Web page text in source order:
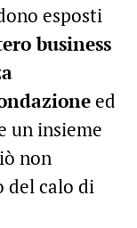
esposti
business
ed
un insieme
non
del calo di